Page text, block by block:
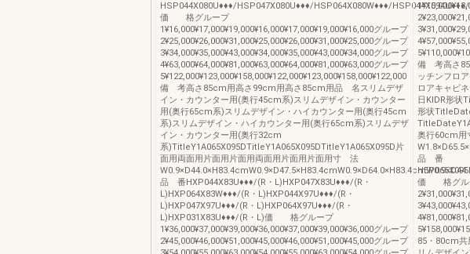
HSP044X080U♦♦♦/HSP047X080U♦♦♦/HSP064X080W♦♦♦/
価 格グループ
1¥16,000¥17,000¥19,000¥16,000¥17,000¥19,000¥16,000グループ
2¥25,000¥26,000¥31,000¥25,000¥26,000¥31,000¥25,000グループ
3¥34,000¥35,000¥43,000¥34,000¥35,000¥43,000¥34,000グループ
4¥63,000¥64,000¥81,000¥63,000¥64,000¥81,000¥63,000グループ
5¥122,000¥123,000¥158,000¥122,000¥123,000¥158,000¥122,000
備 考高さ85cm用高さ99cm用高さ85cm用品 名スリムデザ
イン・カウンター用(奥行45cm系)スリムデザイン・カウンター
用(奥行65cm系)スリムデザイン・ハイカウンター用(奥行45cm
系)スリムデザイン・ハイカウンター用(奥行65cm系)スリムデザ
イン・カウンター用(奥行32cm
系)TitleY1A065X095DTitleY1A065X095DTitleY1A065X095D片
面用両面用片面用片面用両面用片面用片面用寸 法
品 番HXP044X83U♦♦♦/(R・L)HXP047X83U♦♦♦/(R・
L)HXP064X83W♦♦♦/(R・L)HXP044X97U♦♦♦/(R・
L)HXP047X97U♦♦♦/(R・L)HXP064X97U♦♦♦/(R・
L)HXP031X83U♦♦♦/(R・L)価 格グループ
1¥36,000¥37,000¥39,000¥36,000¥37,000¥39,000¥36,000グループ
2¥45,000¥46,000¥51,000¥45,000¥46,000¥51,000¥45,000グループ
備 考高さ
ッチンフロ
ロアキャビ
日KIDR形状
形状
奥行60cm
品 番
価 格グルー
85・80cm共